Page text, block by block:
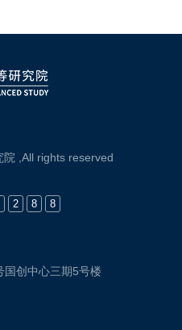
,All rights reserved
2 8 8
国创中心三期5号楼